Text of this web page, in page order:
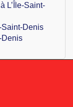
L’Île-Saint-
Saint-Denis
Denis